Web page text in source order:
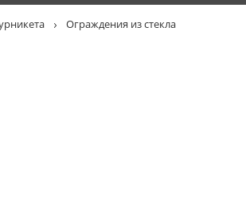
Ограждения из стекла